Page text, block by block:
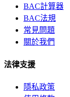
BAC計算器
BAC法規
常見問題
關於我們
法律支援
隱私政策